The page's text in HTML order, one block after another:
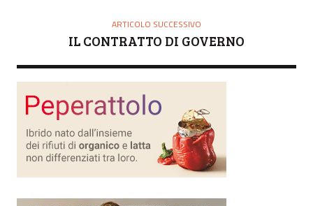
ARTICOLO SUCCESSIVO
IL CONTRATTO DI GOVERNO